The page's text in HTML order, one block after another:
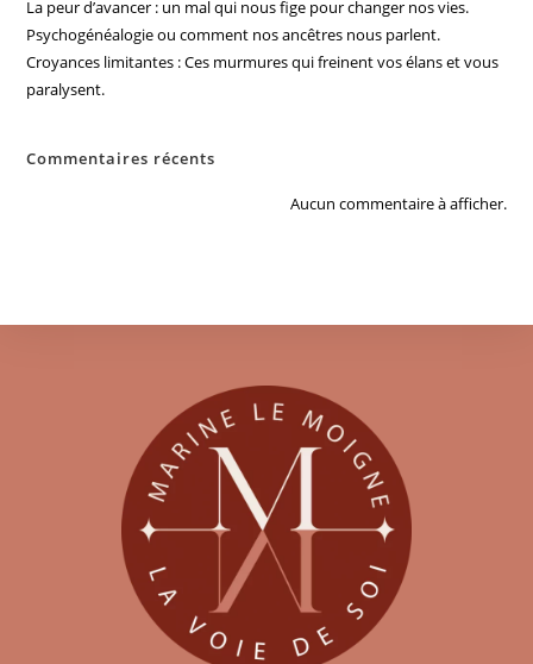
La peur d’avancer : un mal qui nous fige pour changer nos vies.
Psychogénéalogie ou comment nos ancêtres nous parlent.
Croyances limitantes : Ces murmures qui freinent vos élans et vous
paralysent.
Commentaires récents
Aucun commentaire à afficher.